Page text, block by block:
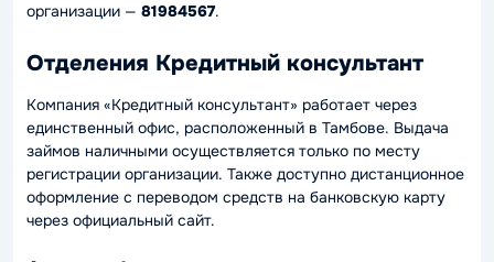
организации — 81984567.
Отделения Кредитный консультант
Компания «Кредитный консультант» работает через
единственный офис, расположенный в Тамбове. Выдача
займов наличными осуществляется только по месту
регистрации организации. Также доступно дистанционное
оформление с переводом средств на банковскую карту
через официальный сайт.